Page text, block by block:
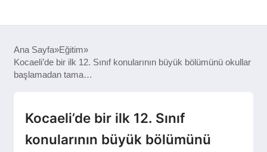
ANASAYFA
Ana Sayfa Eğitim
Kocaeli’de bir ilk 12. Sınıf konularının büyük bölümünü okullar
başlamadan tama…
Kocaeli’de bir ilk 12. Sınıf
konularının büyük bölümünü